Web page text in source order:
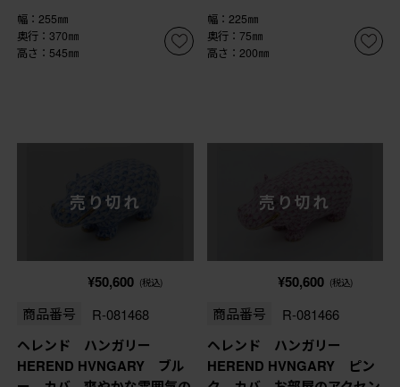
幅：255㎜
奥行：370㎜
高さ：545㎜
幅：225㎜
奥行：75㎜
高さ：200㎜
売り切れ
¥50,600 (税込)
商品番号 R-081468
ヘレンド ハンガリー
HEREND HVNGARY ブル
売り切れ
¥50,600 (税込)
商品番号 R-081466
ヘレンド ハンガリー
HEREND HVNGARY ピン